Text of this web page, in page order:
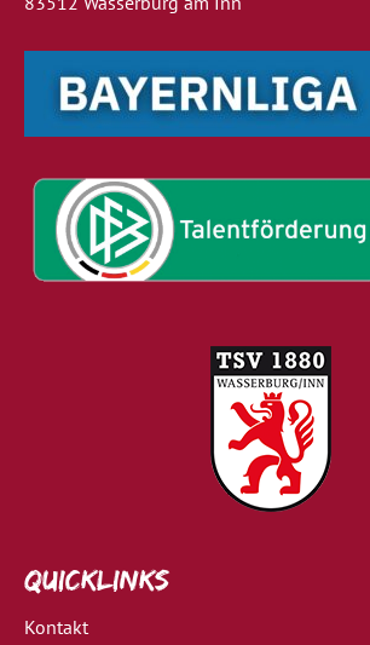
Quicklinks
Kontakt